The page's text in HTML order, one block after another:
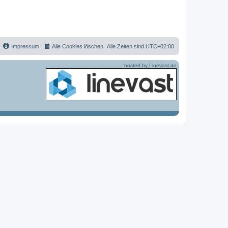
Alle Zeiten sind UTC+02:00
Alle Cookies löschen
Impressum
hosted by Linevast.de